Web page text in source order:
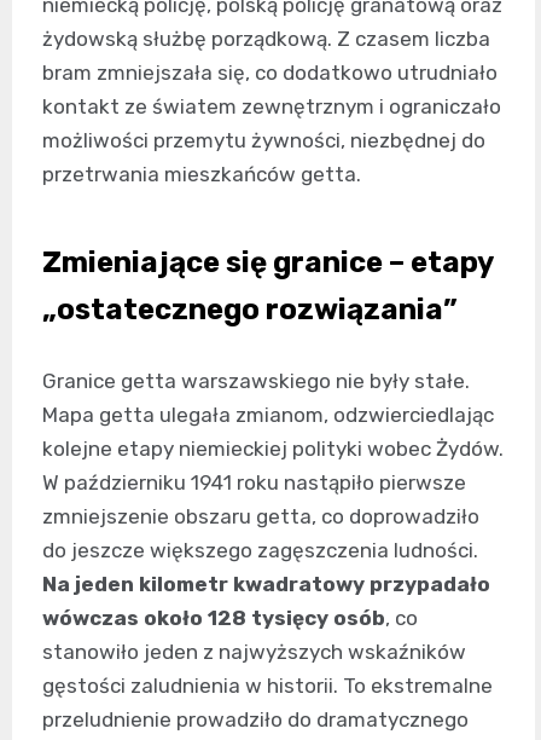
niemiecką policję, polską policję granatową oraz
żydowską służbę porządkową. Z czasem liczba
bram zmniejszała się, co dodatkowo utrudniało
kontakt ze światem zewnętrznym i ograniczało
możliwości przemytu żywności, niezbędnej do
przetrwania mieszkańców getta.
Zmieniające się granice – etapy
„ostatecznego rozwiązania”
Granice getta warszawskiego nie były stałe.
Mapa getta ulegała zmianom, odzwierciedlając
kolejne etapy niemieckiej polityki wobec Żydów.
W październiku 1941 roku nastąpiło pierwsze
zmniejszenie obszaru getta, co doprowadziło
do jeszcze większego zagęszczenia ludności.
Na jeden kilometr kwadratowy przypadało
wówczas około 128 tysięcy osób, co
stanowiło jeden z najwyższych wskaźników
gęstości zaludnienia w historii. To ekstremalne
przeludnienie prowadziło do dramatycznego